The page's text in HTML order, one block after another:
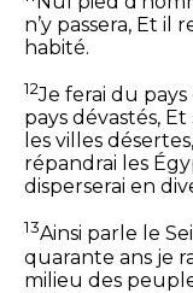
n’y passera, Et il
habité.
12Je ferai du
pays dévastés, Et
les villes désertes,
répandrai les
disperserai en
13Ainsi parle le
quarante ans je
milieu des